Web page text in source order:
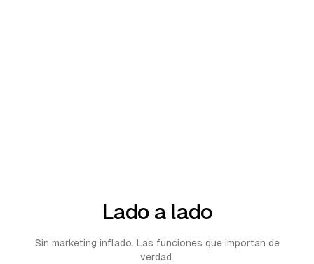
Lado a lado
Sin marketing inflado. Las funciones que importan de
verdad.